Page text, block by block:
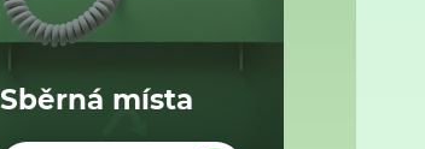
Sběrná místa